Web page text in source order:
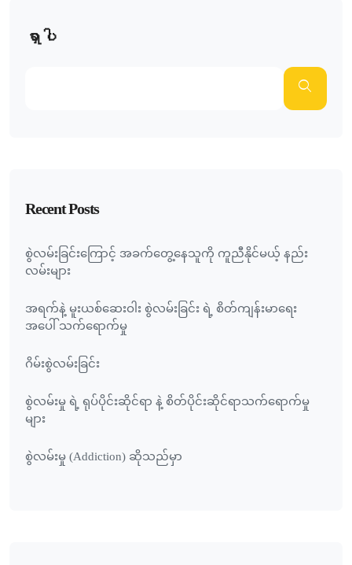
ရှာပါ
Recent Posts
စွဲလမ်းခြင်းကြောင့် အခက်တွေ့နေသူကို ကူညီနိုင်မယ့် နည်း
လမ်းများ
အရက်နဲ့ မူးယစ်ဆေးဝါး စွဲလမ်းခြင်း ရဲ့ စိတ်ကျန်းမာရေး
အပေါ် သက်ရောက်မှု
ဂိမ်းစွဲလမ်းခြင်း
စွဲလမ်းမှု ရဲ့ ရုပ်ပိုင်းဆိုင်ရာ နဲ့ စိတ်ပိုင်းဆိုင်ရာသက်ရောက်မှု
များ
စွဲလမ်းမှု (Addiction) ဆိုသည်မှာ